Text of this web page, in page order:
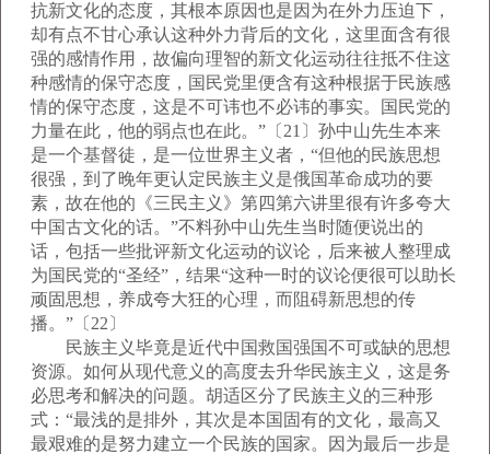
抗新文化的态度，其根本原因也是因为在外力压迫下，
却有点不甘心承认这种外力背后的文化，这里面含有很
强的感情作用，故偏向理智的新文化运动往往抵不住这
种感情的保守态度，国民党里便含有这种根据于民族感
情的保守态度，这是不可讳也不必讳的事实。国民党的
力量在此，他的弱点也在此。”〔21〕孙中山先生本来
是一个基督徒，是一位世界主义者，“但他的民族思想
很强，到了晚年更认定民族主义是俄国革命成功的要
素，故在他的《三民主义》第四第六讲里很有许多夸大
中国古文化的话。”不料孙中山先生当时随便说出的
话，包括一些批评新文化运动的议论，后来被人整理成
为国民党的“圣经”，结果“这种一时的议论便很可以助长
顽固思想，养成夸大狂的心理，而阻碍新思想的传
播。”〔22〕
民族主义毕竟是近代中国救国强国不可或缺的思想
资源。如何从现代意义的高度去升华民族主义，这是务
必思考和解决的问题。胡适区分了民族主义的三种形
式：“最浅的是排外，其次是本国固有的文化，最高又
最艰难的是努力建立一个民族的国家。因为最后一步是